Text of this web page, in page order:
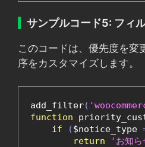
サンプルコード5: フィ
このコードは、優先度を変
序をカスタマイズします。
add_filter(
function
if
($notice_type
return
'お知